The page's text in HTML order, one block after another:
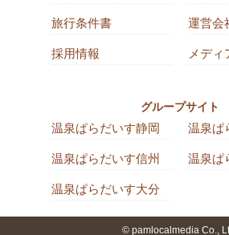
旅行条件書 運営会
採用情報 メデ
グループサイト
温泉ぱらだいす静岡 温泉ぱ
温泉ぱらだいす信州 温泉ぱ
温泉ぱらだいす大分
© pamlocalmedia Co.,